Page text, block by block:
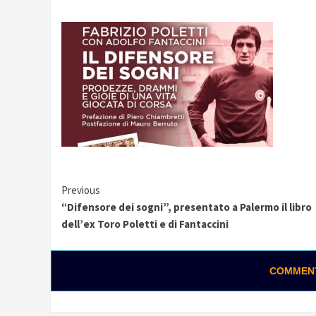
Continue
Reading
Previous
“Difensore dei sogni”, presentato a Palermo il libro
dell’ex Toro Poletti e di Fantaccini